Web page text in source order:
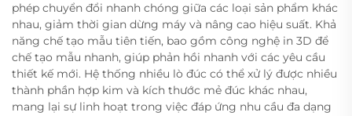
phép chuyển đổi nhanh chóng giữa các loại sản phẩm khác
nhau, giảm thời gian dừng máy và nâng cao hiệu suất. Khả
năng chế tạo mẫu tiên tiến, bao gồm công nghệ in 3D để
chế tạo mẫu nhanh, giúp phản hồi nhanh với các yêu cầu
thiết kế mới. Hệ thống nhiều lò đúc có thể xử lý được nhiều
thành phần hợp kim và kích thước mẻ đúc khác nhau,
mang lại sự linh hoạt trong việc đáp ứng nhu cầu đa dạng